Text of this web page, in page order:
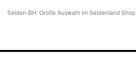
Seiden-BH: Große Auswahl im Seidenland Shop